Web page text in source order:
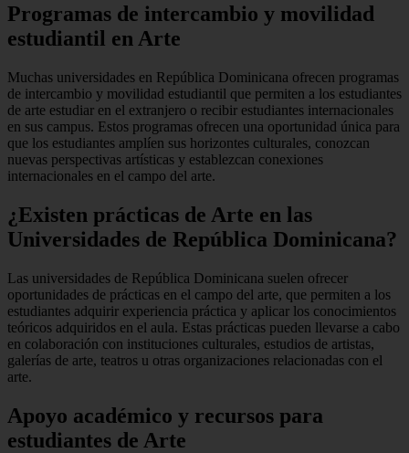
Programas de intercambio y movilidad
estudiantil en Arte
Muchas universidades en República Dominicana ofrecen programas
de intercambio y movilidad estudiantil que permiten a los estudiantes
de arte estudiar en el extranjero o recibir estudiantes internacionales
en sus campus. Estos programas ofrecen una oportunidad única para
que los estudiantes amplíen sus horizontes culturales, conozcan
nuevas perspectivas artísticas y establezcan conexiones
internacionales en el campo del arte.
¿Existen prácticas de Arte en las
Universidades de República Dominicana?
Las universidades de República Dominicana suelen ofrecer
oportunidades de prácticas en el campo del arte, que permiten a los
estudiantes adquirir experiencia práctica y aplicar los conocimientos
teóricos adquiridos en el aula. Estas prácticas pueden llevarse a cabo
en colaboración con instituciones culturales, estudios de artistas,
galerías de arte, teatros u otras organizaciones relacionadas con el
arte.
Apoyo académico y recursos para
estudiantes de Arte